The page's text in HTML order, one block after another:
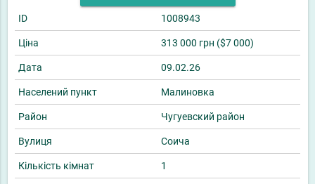
ID 1008943
Ціна 313 000 грн ($7 000)
Дата 09.02.26
Населений пункт Малиновка
Район Чугуевский район
Вулиця Соича
Кількість кімнат 1